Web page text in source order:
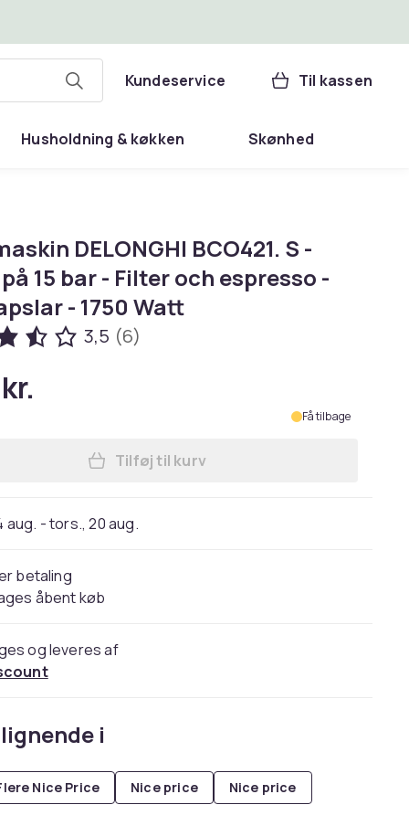
Kundeservice Til kassen
Husholdning & køkken Skønhed
DELONGHI BCO421. S -
15 bar - Filter och espresso -
- 1750 Watt
3,5 (6)
Få tilbage
Læg Kaffemaskin DELONGHI
Tilføj til kurv
aug. - tors., 20 aug.
betaling
åbent køb
og leveres af
i
Nice Price Nice price Nice price